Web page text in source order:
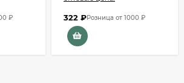
₽ 322 ₽Розница от 1000 ₽